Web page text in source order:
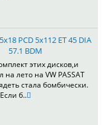
PCD 5x112 ET 45 DIA
57.1 BDM
этих дисков,и
на лето на VW PASSAT
стала бомбически.
б..